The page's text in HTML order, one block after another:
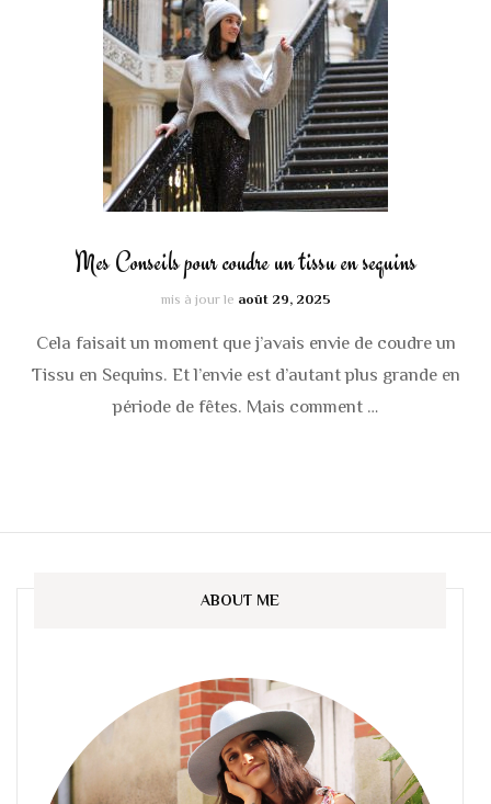
Mes Conseils pour coudre un tissu en sequins
mis à jour le août 29, 2025
Cela faisait un moment que j’avais envie de coudre un
Tissu en Sequins. Et l’envie est d’autant plus grande en
période de fêtes. Mais comment …
ABOUT ME